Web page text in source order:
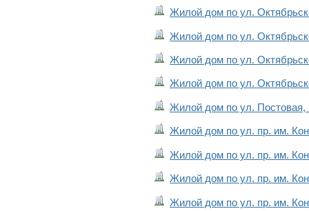
Жилой дом по ул.
Жилой дом по ул.
Жилой дом по ул.
Жилой дом по ул.
Жилой дом по ул. Постовая,
Жилой дом по ул. пр. им.
Жилой дом по ул. пр. им.
Жилой дом по ул. пр. им.
Жилой дом по ул. пр. им.